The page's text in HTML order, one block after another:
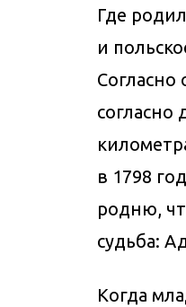
Где
и
Согласно
согласно
в 1798
родню,
судьба:
Когда